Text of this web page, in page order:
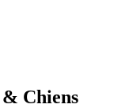
Chiens